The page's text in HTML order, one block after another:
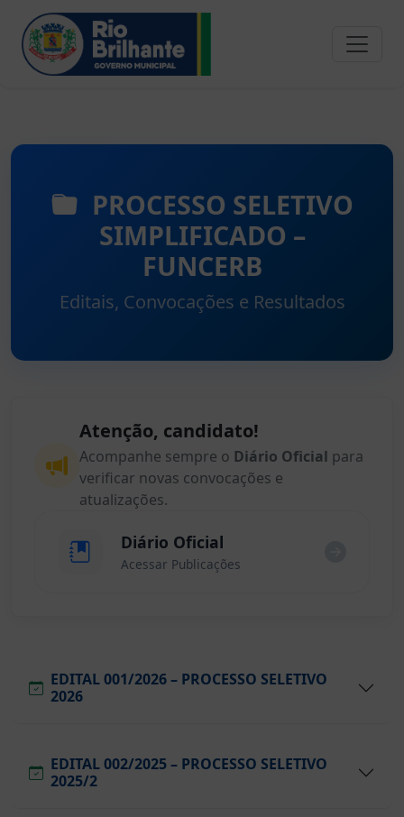
PROCESSO SELETIVO
SIMPLIFICADO –
FUNCERB
Editais, Convocações e Resultados
Atenção, candidato!
Acompanhe sempre o Diário Oficial para
verificar novas convocações e
atualizações.
Diário Oficial
Acessar Publicações
EDITAL 001/2026 – PROCESSO SELETIVO
2026
EDITAL 002/2025 – PROCESSO SELETIVO
2025/2